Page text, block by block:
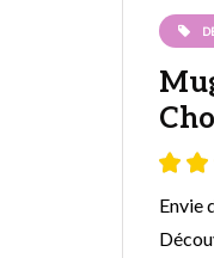
Envie